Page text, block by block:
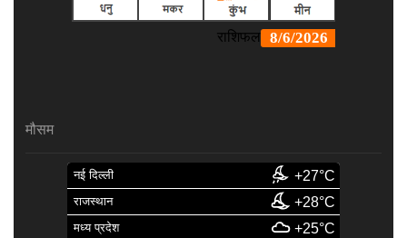
मौसम
नई दिल्ली +27°C
राजस्थान +28°C
मध्य प्रदेश +25°C